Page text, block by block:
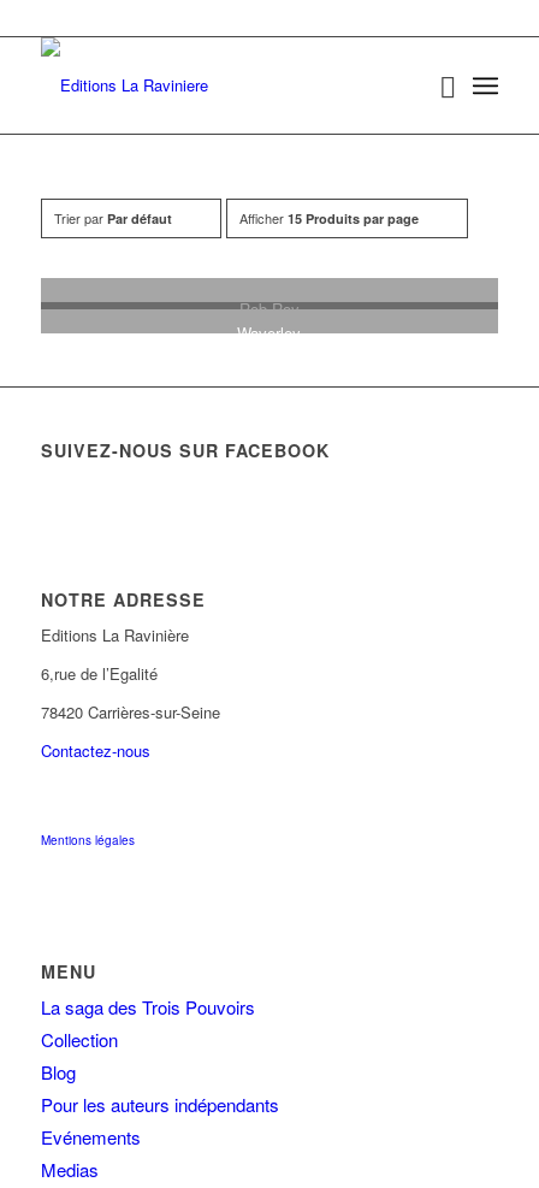
Trier par Par défaut Afficher 15 Produits par page
Rob Roy
13,00€
Waverley
SUIVEZ-NOUS SUR FACEBOOK
NOTRE ADRESSE
Editions La Ravinière
6,rue de l’Egalité
78420 Carrières-sur-Seine
Contactez-nous
Mentions légales
MENU
La saga des Trois Pouvoirs
Collection
Blog
Pour les auteurs indépendants
Evénements
Medias